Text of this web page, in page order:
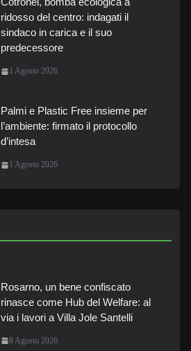
ridosso del centro: indagati il
sindaco in carica e il suo
predecessore
1 Agosto 2026
Palmi e Plastic Free insieme per
l’ambiente: firmato il protocollo
d’intesa
1 Agosto 2026
Rosarno, un bene confiscato
rinasce come Hub del Welfare: al
via i lavori a Villa Jole Santelli
8 Agosto 2026